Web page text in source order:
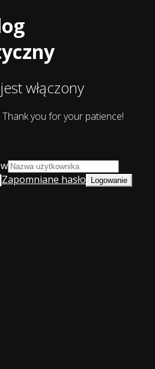
włączony
you for your patience!
Zapomniane hasło